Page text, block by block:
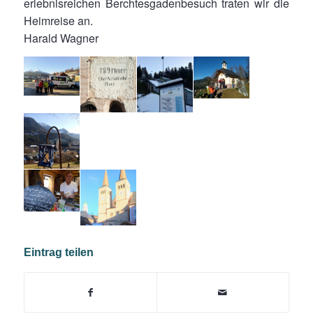
Heimreise an.
Harald Wagner
Eintrag teilen